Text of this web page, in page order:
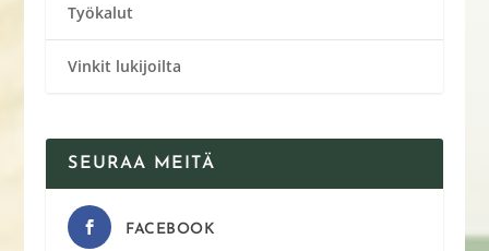
Työkalut
Vinkit lukijoilta
SEURAA MEITÄ
FACEBOOK